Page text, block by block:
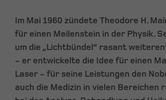
Im Mai 1960 zündete Theodore H.
für einen Meilenstein in der Physik.
um die „Lichtbündel“ rasant
- er entwickelte die Idee für einen
Laser - für seine Leistungen den
auch die Medizin in vielen